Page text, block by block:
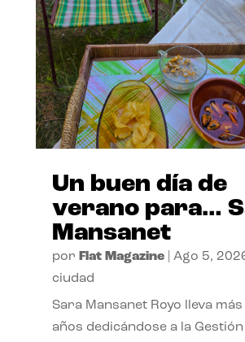
Un buen día de
verano para…
Mansanet
por Flat Magazine| Ago 5,
ciudad
Sara Mansanet Royo lleva
años dedicándose a la